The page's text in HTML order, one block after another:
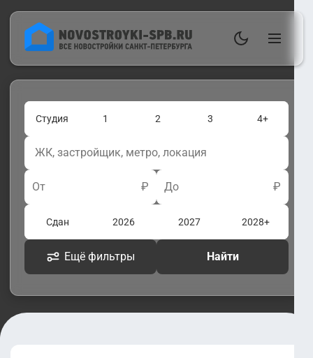
Студия 1 2 3 4+
От ₽ До ₽
Сдан 2026 2027 2028+
Ещё фильтры Найти